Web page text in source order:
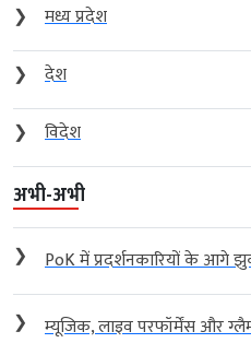
❯
मध्य प्रदेश
❯
देश
❯
विदेश
अभी-अभी
❯ PoK में प्रदर्शनकारियों के आगे
❯ म्यूजिक, लाइव परफॉर्मेंस और